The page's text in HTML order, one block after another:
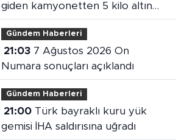
giden kamyonetten 5 kilo altın
çıktı
Gündem Haberleri
21:037 Ağustos 2026 On
Numara sonuçları açıklandı
Gündem Haberleri
21:00Türk bayraklı kuru yük
gemisi İHA saldırısına uğradı